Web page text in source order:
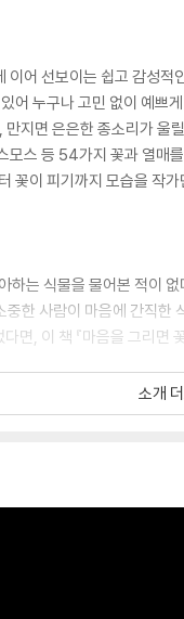
에 이어 선보이는 쉽고 감
어 누구나 고민 없이 예
지면 은은한 종소리가
스 등 54가지 꽃과 열매
꽃이 피기까지 모습을 작
는 식물을 물어본 적이
한 사람이 마음에 간직
면, 이 책 『마음을 그리
소개